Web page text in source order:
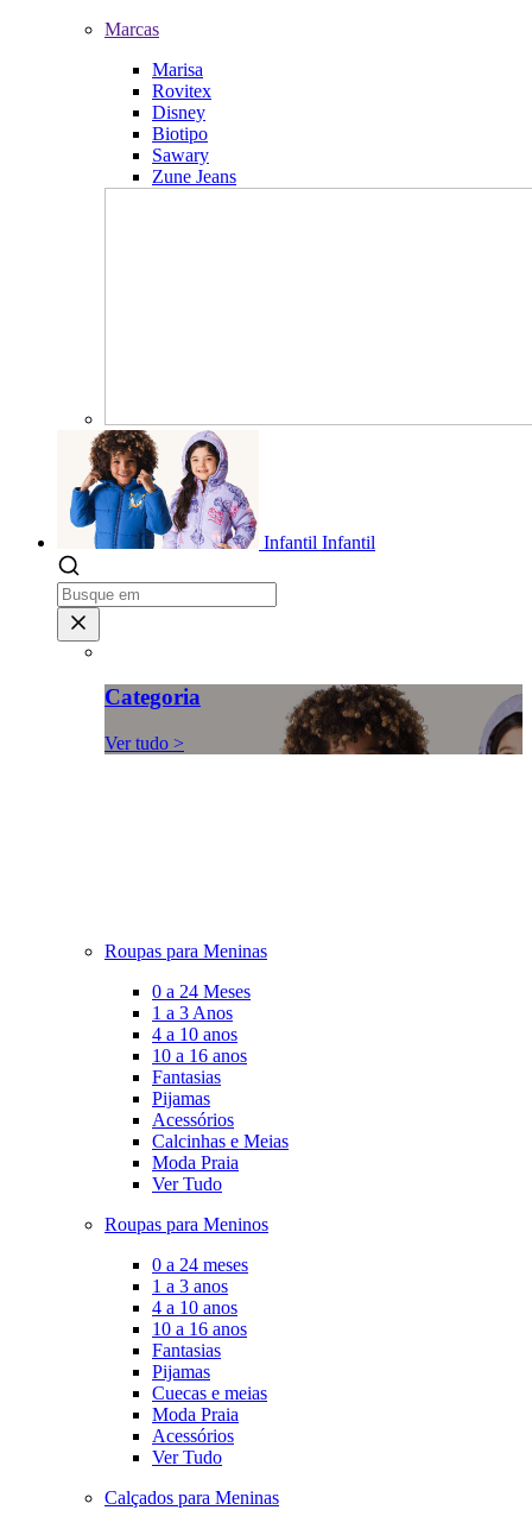
Marcas
Marisa
Rovitex
Disney
Biotipo
Sawary
Zune Jeans
Infantil Infantil
Categoria
Ver tudo >
Roupas para Meninas
0 a 24 Meses
1 a 3 Anos
4 a 10 anos
10 a 16 anos
Fantasias
Pijamas
Acessórios
Calcinhas e Meias
Moda Praia
Ver Tudo
Roupas para Meninos
0 a 24 meses
1 a 3 anos
4 a 10 anos
10 a 16 anos
Fantasias
Pijamas
Cuecas e meias
Moda Praia
Acessórios
Ver Tudo
Calçados para Meninas